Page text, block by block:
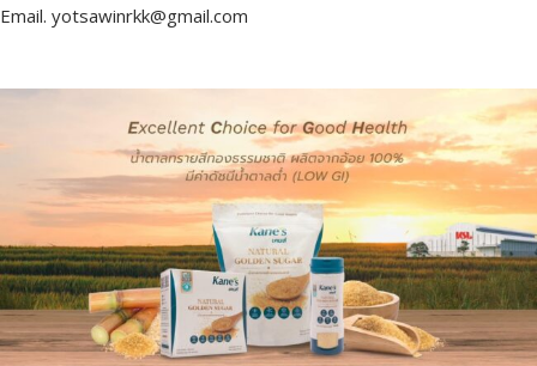
Email. yotsawinrkk@gmail.com